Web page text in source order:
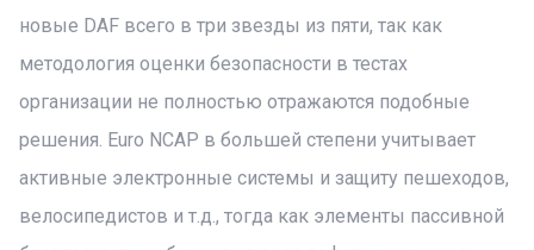
новые DAF всего в три звезды из пяти, так как
методология оценки безопасности в тестах
организации не полностью отражаются подобные
решения. Euro NCAP в большей степени учитывает
активные электронные системы и защиту пешеходов,
велосипедистов и т.д., тогда как элементы пассивной